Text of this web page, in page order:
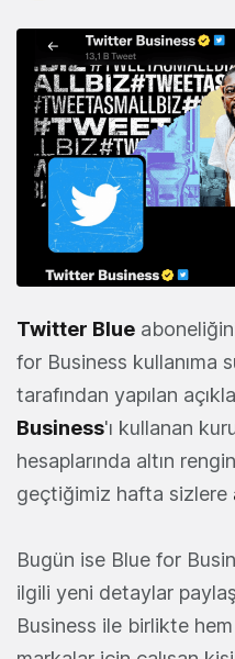
Twitter Blue
for Business kullanıma
tarafından yapılan
Business'ı kullanan
hesaplarında altın
geçtiğimiz hafta sizlere
Bugün ise Blue for
ilgili yeni detaylar
Business ile birlikte